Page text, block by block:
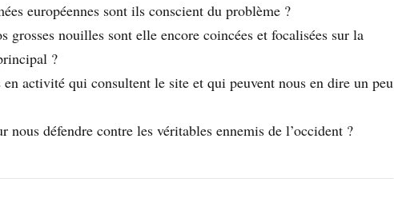
européennes sont ils conscient du problème ?
grosses nouilles sont elle encore coincées et focalisées sur la
?
en activité qui consultent le site et qui peuvent nous en dire un peu
nous défendre contre les véritables ennemis de l’occident ?